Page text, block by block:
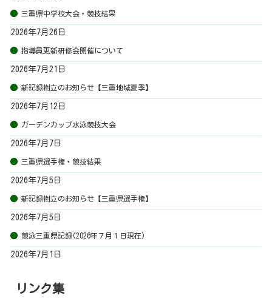
三重県中学校大会・競技結果
2026年7月26日
指導員更新研修会開催について
2026年7月21日
新記録樹立のお知らせ【三重地域夏季】
2026年7月12日
ガーデンカップ水泳競技大会
2026年7月7日
三重県選手権・競技結果
2026年7月5日
新記録樹立のお知らせ【三重県選手権】
2026年7月5日
競泳三重県記録(2026年７月１日現在)
2026年7月1日
リンク集